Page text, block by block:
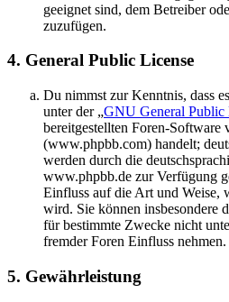
geeignet sind, dem Betreiber
zuzufügen.
4. General Public License
Du nimmst zur Kenntnis, dass
unter der „GNU General Public
bereitgestellten Foren-
(www.phpbb.com) handelt;
werden durch die
www.phpbb.de zur Verfügung
Einfluss auf die Art und Weise,
wird. Sie können insbesondere
für bestimmte Zwecke nicht
fremder Foren Einfluss nehmen.
5. Gewährleistung